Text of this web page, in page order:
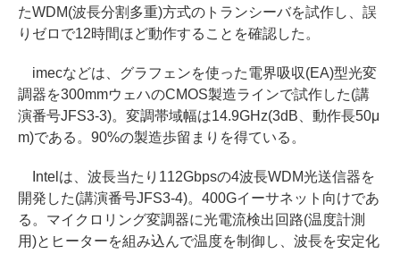
たWDM(波長分割多重)方式のトランシーバを試作し、誤
りゼロで12時間ほど動作することを確認した。
imecなどは、グラフェンを使った電界吸収(EA)型光変
調器を300mmウェハのCMOS製造ラインで試作した(講
演番号JFS3-3)。変調帯域幅は14.9GHz(3dB、動作長50μ
m)である。90%の製造歩留まりを得ている。
Intelは、波長当たり112Gbpsの4波長WDM光送信器を
開発した(講演番号JFS3-4)。400Gイーサネット向けであ
る。マイクロリング変調器に光電流検出回路(温度計測
用)とヒーターを組み込んで温度を制御し、波長を安定化